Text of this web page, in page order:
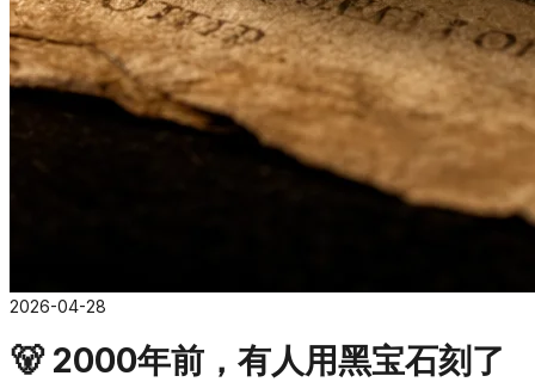
2026-04-28
🐻 2000年前，有人用黑宝石刻了